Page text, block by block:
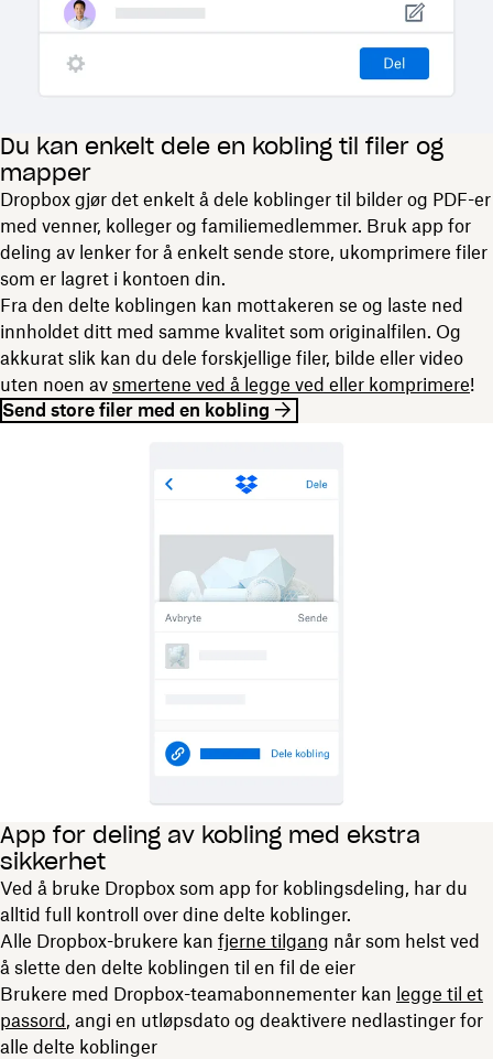
Du kan enkelt dele en kobling til filer og
mapper
Dropbox gjør det enkelt å dele koblinger til bilder og PDF-er
med venner, kolleger og familiemedlemmer. Bruk app for
deling av lenker for å enkelt sende store, ukomprimere filer
som er lagret i kontoen din.
Fra den delte koblingen kan mottakeren se og laste ned
innholdet ditt med samme kvalitet som originalfilen. Og
akkurat slik kan du dele forskjellige filer, bilde eller video
uten noen av smertene ved å legge ved eller komprimere!
Send store filer med en kobling
App for deling av kobling med ekstra
sikkerhet
Ved å bruke Dropbox som app for koblingsdeling, har du
alltid full kontroll over dine delte koblinger.
Alle Dropbox-brukere kan fjerne tilgang når som helst ved
å slette den delte koblingen til en fil de eier
Brukere med Dropbox-teamabonnementer kan legge til et
passord, angi en utløpsdato og deaktivere nedlastinger for
alle delte koblinger